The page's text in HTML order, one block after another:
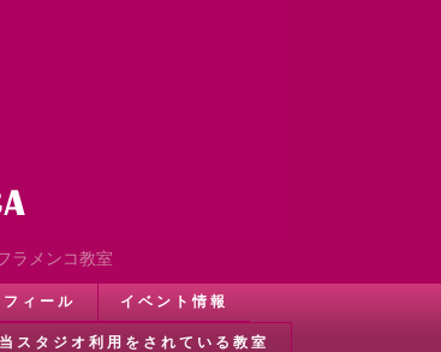
ラメンコ教室
フィール イベント情報
当スタジオ利用をされている教室